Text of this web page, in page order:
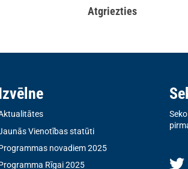
Atgriezties
Vienotības statūti
novadiem 2025
Rīgai 2025